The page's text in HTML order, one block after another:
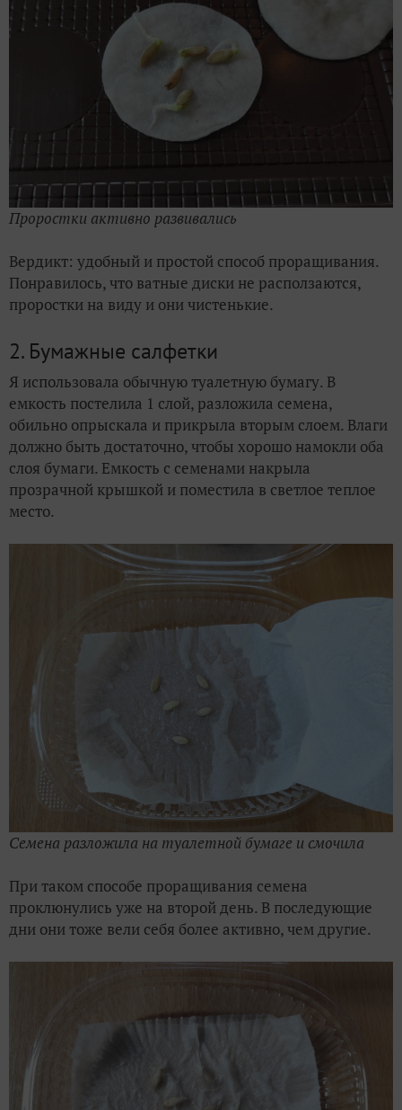
Проростки активно развивались
Вердикт: удобный и простой способ проращивания.
Понравилось, что ватные диски не расползаются,
проростки на виду и они чистенькие.
2. Бумажные салфетки
Я использовала обычную туалетную бумагу. В
емкость постелила 1 слой, разложила семена,
обильно опрыскала и прикрыла вторым слоем. Влаги
должно быть достаточно, чтобы хорошо намокли оба
слоя бумаги. Емкость с семенами накрыла
прозрачной крышкой и поместила в светлое теплое
место.
Семена разложила на туалетной бумаге и смочила
При таком способе проращивания семена
проклюнулись уже на второй день. В последующие
дни они тоже вели себя более активно, чем другие.